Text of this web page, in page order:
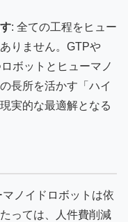
: 全ての工程をヒュー
りません。GTPや
ボットとヒューマノ
長所を活かす「ハイ
実的な最適解となる
マノイドロボットは依
っては、人件費削減